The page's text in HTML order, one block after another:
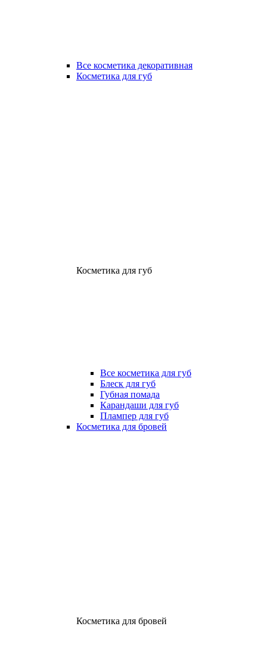
Все косметика декоративная
Косметика для губ
Косметика для губ
Все косметика для губ
Блеск для губ
Губная помада
Карандаши для губ
Плампер для губ
Косметика для бровей
Косметика для бровей